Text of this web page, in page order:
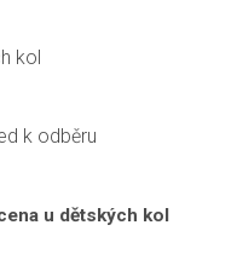
kol
k odběru
u dětských kol